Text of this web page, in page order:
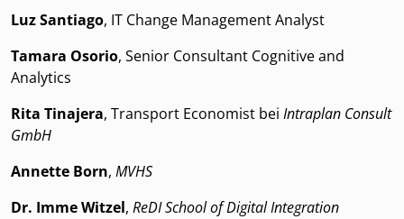
Luz Santiago, IT Change Management Analyst
Tamara Osorio, Senior Consultant Cognitive and
Analytics
Rita Tinajera, Transport Economist bei Intraplan Consult
GmbH
Annette Born, MVHS
Dr. Imme Witzel, ReDI School of Digital Integration